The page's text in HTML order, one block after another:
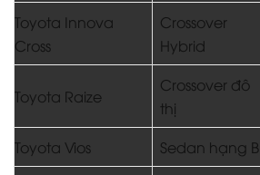
Toyota Innova
Cross
Crossover
Hybrid
Toyota Raize
Crossover đô
thị
Toyota Vios Sedan hạng B